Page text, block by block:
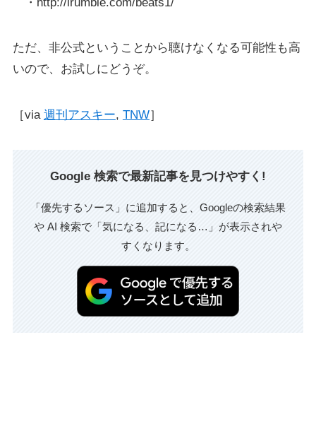
・http://irumble.com/beats1/
ただ、非公式ということから聴けなくなる可能性も高
いので、お試しにどうぞ。
［via 週刊アスキー, TNW］
Google 検索で最新記事を見つけやすく!
「優先するソース」に追加すると、Googleの検索結果
や AI 検索で「気になる、記になる…」が表示されや
すくなります。